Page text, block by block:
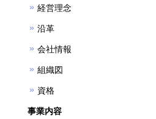
経営理念
沿革
会社情報
組織図
資格
事業内容